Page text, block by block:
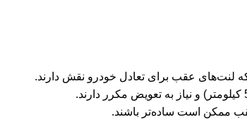
ممکن است ساده‌تر باشند.